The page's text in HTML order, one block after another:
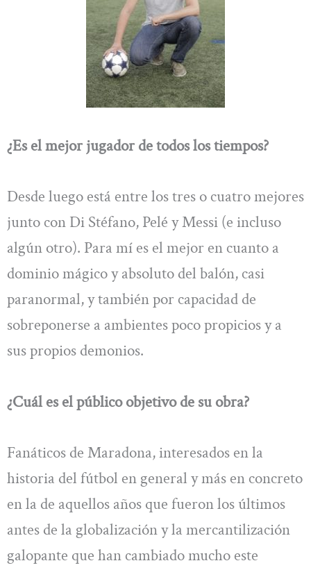
¿Es el mejor jugador de todos los tiempos?
Desde luego está entre los tres o cuatro mejores
junto con Di Stéfano, Pelé y Messi (e incluso
algún otro). Para mí es el mejor en cuanto a
dominio mágico y absoluto del balón, casi
paranormal, y también por capacidad de
sobreponerse a ambientes poco propicios y a
sus propios demonios.
¿Cuál es el público objetivo de su obra?
Fanáticos de Maradona, interesados en la
historia del fútbol en general y más en concreto
en la de aquellos años que fueron los últimos
antes de la globalización y la mercantilización
galopante que han cambiado mucho este